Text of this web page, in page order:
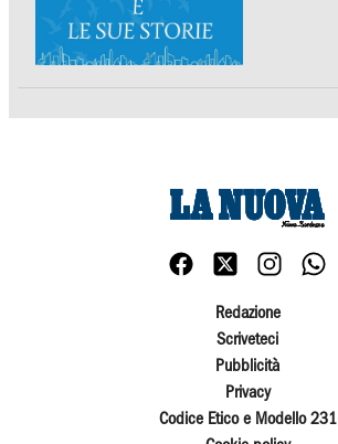
Redazione
Scriveteci
Pubblicità
Privacy
Codice Etico e Modello 231